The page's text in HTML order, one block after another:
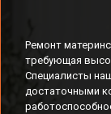
Ремонт
требующая
Специалисты
достаточными